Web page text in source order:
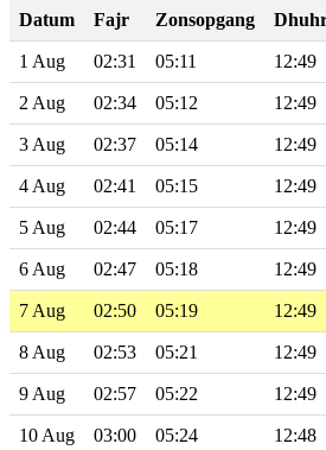
Datum Fajr Zonsopgang
1 Aug 02:31 05:11 12:49
2 Aug 02:34 05:12 12:49
3 Aug 02:37 05:14 12:49
4 Aug 02:41 05:15 12:49
5 Aug 02:44 05:17 12:49
6 Aug 02:47 05:18 12:49
7 Aug 02:50 05:19 12:49
8 Aug 02:53 05:21 12:49
9 Aug 02:57 05:22 12:49
10 Aug 03:00 05:24 12:48